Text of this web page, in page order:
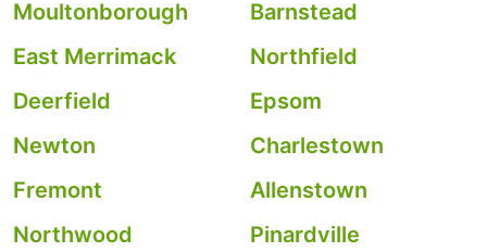
Moultonborough
Barnstead
East Merrimack
Northfield
Deerfield
Epsom
Newton
Charlestown
Fremont
Allenstown
Northwood
Pinardville